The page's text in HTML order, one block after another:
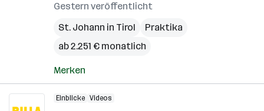
Gestern veröffentlicht
St. Johann in Tirol
Praktika
ab 2.251 € monatlich
Merken
Einblicke Videos